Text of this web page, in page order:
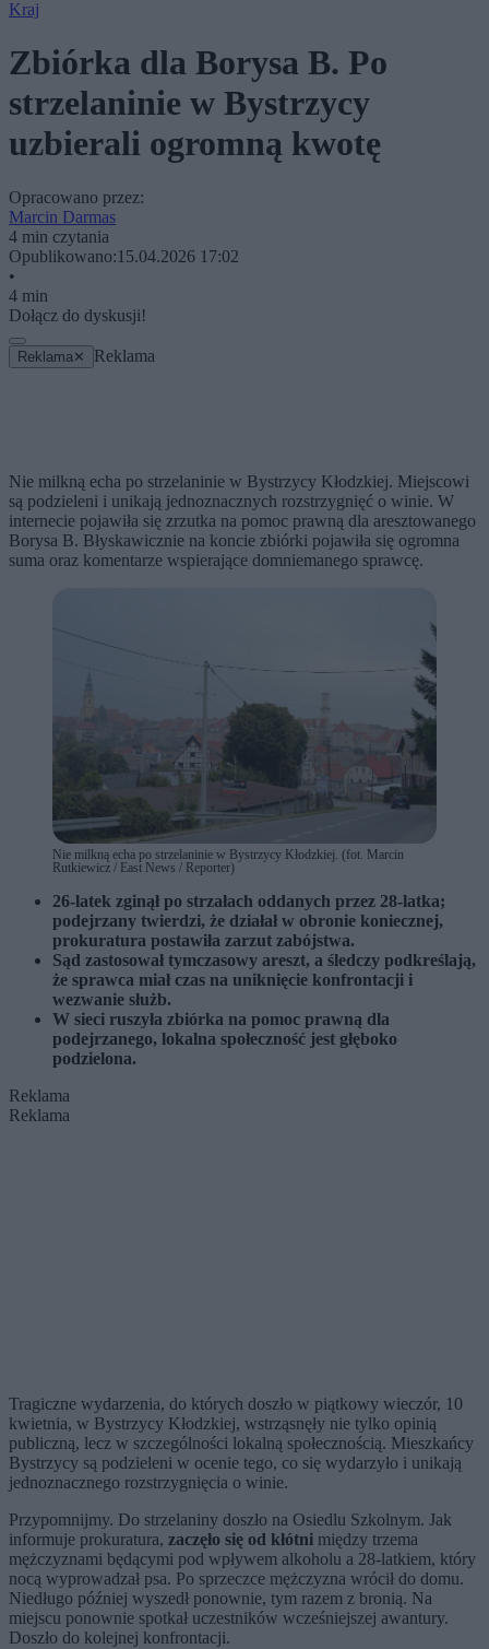
Kraj
Zbiórka dla Borysa B. Po
strzelaninie w Bystrzycy
uzbierali ogromną kwotę
Opracowano przez:
Marcin Darmas
4 min czytania
Opublikowano:15.04.2026 17:02
•
4 min
Dołącz do dyskusji!
Reklama ✕ Reklama
Nie milkną echa po strzelaninie w Bystrzycy Kłodzkiej. Miejscowi
są podzieleni i unikają jednoznacznych rozstrzygnięć o winie. W
internecie pojawiła się zrzutka na pomoc prawną dla aresztowanego
Borysa B. Błyskawicznie na koncie zbiórki pojawiła się ogromna
suma oraz komentarze wspierające domniemanego sprawcę.
Nie milkną echa po strzelaninie w Bystrzycy Kłodzkiej. (fot. Marcin
Rutkiewicz / East News / Reporter)
26-latek zginął po strzałach oddanych przez 28-latka;
podejrzany twierdzi, że działał w obronie koniecznej,
prokuratura postawiła zarzut zabójstwa.
Sąd zastosował tymczasowy areszt, a śledczy podkreślają,
że sprawca miał czas na uniknięcie konfrontacji i
wezwanie służb.
W sieci ruszyła zbiórka na pomoc prawną dla
podejrzanego, lokalna społeczność jest głęboko
podzielona.
Reklama
Reklama
Tragiczne wydarzenia, do których doszło w piątkowy wieczór, 10
kwietnia, w Bystrzycy Kłodzkiej, wstrząsnęły nie tylko opinią
publiczną, lecz w szczególności lokalną społecznością. Mieszkańcy
Bystrzycy są podzieleni w ocenie tego, co się wydarzyło i unikają
jednoznacznego rozstrzygnięcia o winie.
Przypomnijmy. Do strzelaniny doszło na Osiedlu Szkolnym. Jak
informuje prokuratura, zaczęło się od kłótni między trzema
mężczyznami będącymi pod wpływem alkoholu a 28-latkiem, który
nocą wyprowadzał psa. Po sprzeczce mężczyzna wrócił do domu.
Niedługo później wyszedł ponownie, tym razem z bronią. Na
miejscu ponownie spotkał uczestników wcześniejszej awantury.
Doszło do kolejnej konfrontacji.